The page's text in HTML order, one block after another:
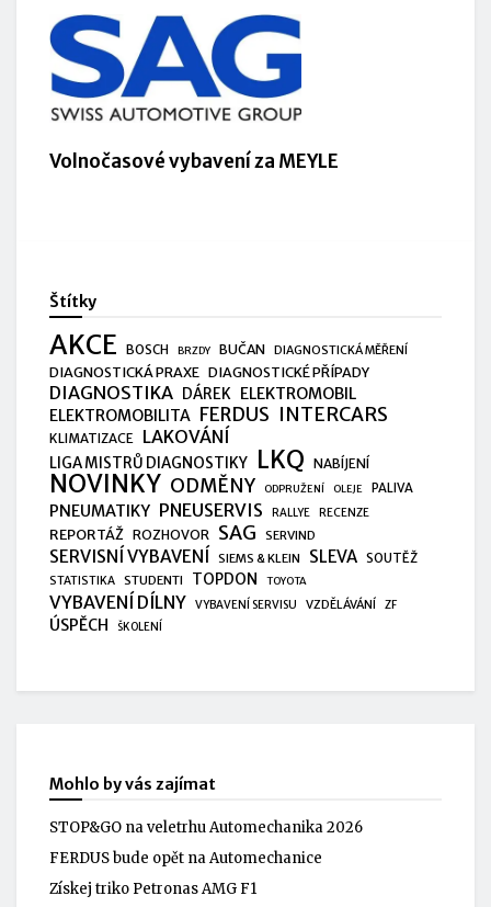
Volnočasové vybavení za MEYLE
Štítky
AKCE BOSCH BRZDY BUČAN DIAGNOSTICKÁ MĚŘENÍ
DIAGNOSTICKÁ PRAXE DIAGNOSTICKÉ PŘÍPADY
DIAGNOSTIKA DÁREK ELEKTROMOBIL
ELEKTROMOBILITA FERDUS INTERCARS
KLIMATIZACE LAKOVÁNÍ
LIGA MISTRŮ DIAGNOSTIKY LKQ NABÍJENÍ
NOVINKY ODMĚNY ODPRUŽENÍ OLEJE PALIVA
PNEUMATIKY PNEUSERVIS RALLYE RECENZE
REPORTÁŽ ROZHOVOR SAG SERVIND
SERVISNÍ VYBAVENÍ SIEMS & KLEIN SLEVA SOUTĚŽ
STATISTIKA STUDENTI TOPDON TOYOTA
VYBAVENÍ DÍLNY VYBAVENÍ SERVISU VZDĚLÁVÁNÍ ZF
ÚSPĚCH ŠKOLENÍ
Mohlo by vás zajímat
STOP&GO na veletrhu Automechanika 2026
FERDUS bude opět na Automechanice
Získej triko Petronas AMG F1